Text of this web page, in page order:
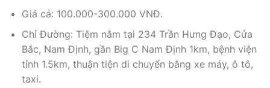
Giá cả: 100.000-300.000 VNĐ.
Chỉ Đường: Tiệm nằm tại 234 Trần Hưng Đạo, Cửa
Bắc, Nam Định, gần Big C Nam Định 1km, bệnh viện
tỉnh 1.5km, thuận tiện di chuyển bằng xe máy, ô tô,
taxi.